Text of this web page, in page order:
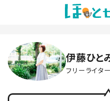
伊藤ひと
フリーライター